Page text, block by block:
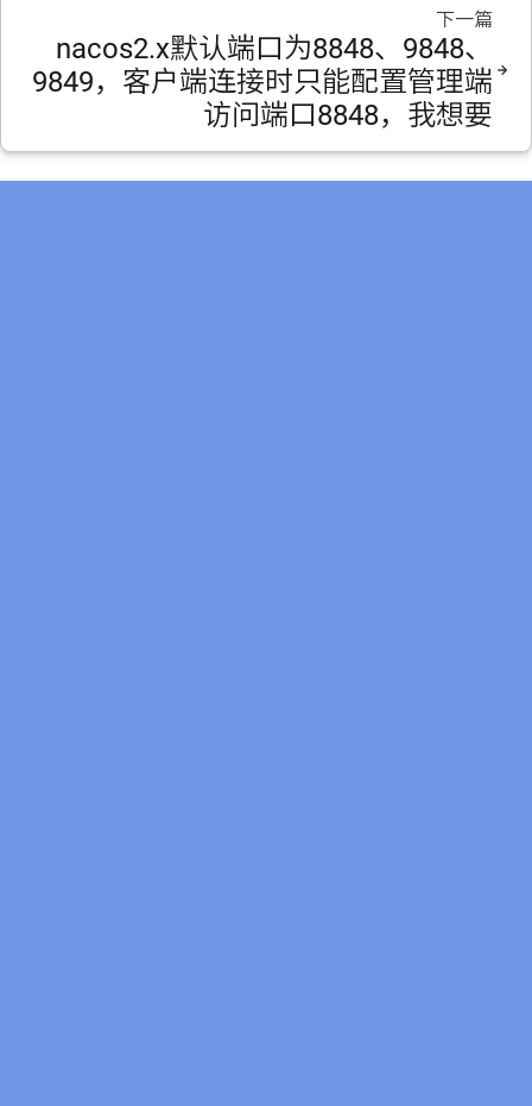
下一篇
nacos2.x默认端口为8848、9848、
9849，客户端连接时只能配置管理端
访问端口8848，我想要